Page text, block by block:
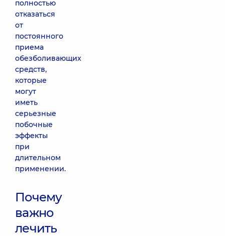
полностью
отказаться
от
постоянного
приема
обезболивающих
средств,
которые
могут
иметь
серьезные
побочные
эффекты
при
длительном
применении.
Почему
важно
лечить